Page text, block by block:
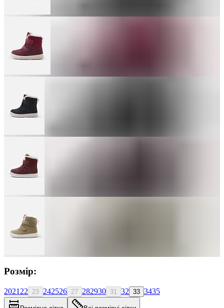
Розмір:
2021 22 23 242526 27 282930 31 32 33 3435